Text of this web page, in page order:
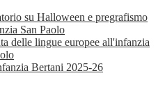
su Halloween e pregrafismo
San Paolo
delle lingue europee all'infanzia
Bertani 2025-26